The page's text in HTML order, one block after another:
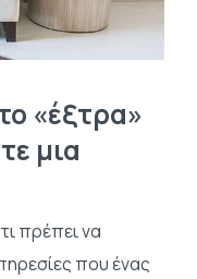
«έξτρα»
μια
πρέπει να
που ένας